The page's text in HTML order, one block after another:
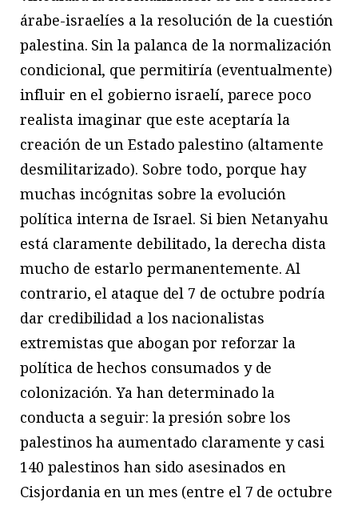
árabe-israelíes a la resolución de la cuestión
palestina. Sin la palanca de la normalización
condicional, que permitiría (eventualmente)
influir en el gobierno israelí, parece poco
realista imaginar que este aceptaría la
creación de un Estado palestino (altamente
desmilitarizado). Sobre todo, porque hay
muchas incógnitas sobre la evolución
política interna de Israel. Si bien Netanyahu
está claramente debilitado, la derecha dista
mucho de estarlo permanentemente. Al
contrario, el ataque del 7 de octubre podría
dar credibilidad a los nacionalistas
extremistas que abogan por reforzar la
política de hechos consumados y de
colonización. Ya han determinado la
conducta a seguir: la presión sobre los
palestinos ha aumentado claramente y casi
140 palestinos han sido asesinados en
Cisjordania en un mes (entre el 7 de octubre